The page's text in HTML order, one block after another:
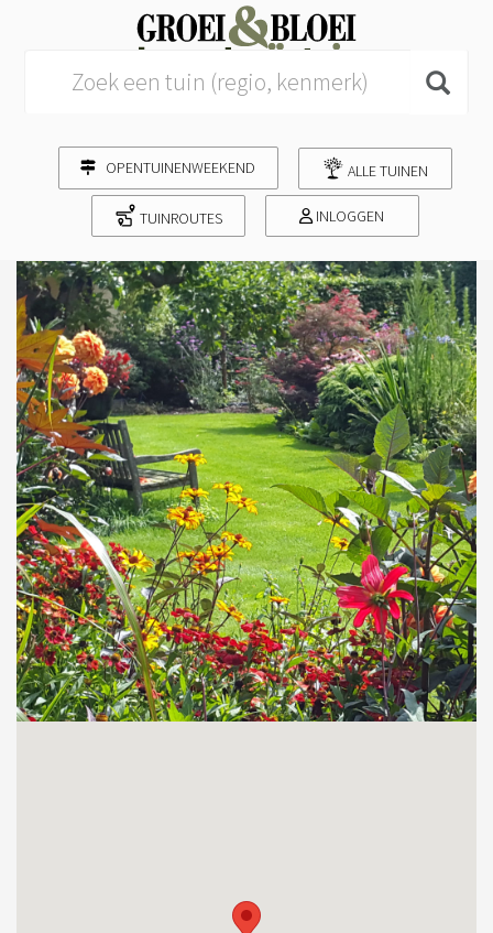
OPENTUINENWEEKEND ALLE TUINEN
TUINROUTES INLOGGEN